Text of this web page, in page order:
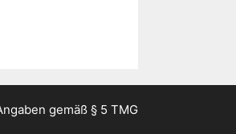
gemäß § 5 TMG